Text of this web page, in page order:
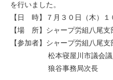
を行いました。
【日 時】７月３０日（木）１
【場 所】シャープ労組八尾支
【参加者】シャープ労組八尾支
松本寝屋川市議会議
狼谷事務局次長